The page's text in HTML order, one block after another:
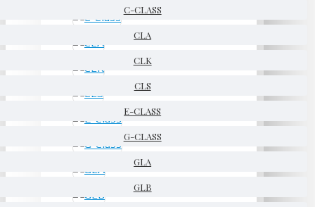
C-CLASS
CLA
CLK
CLS
E-CLASS
G-CLASS
GLA
GLB